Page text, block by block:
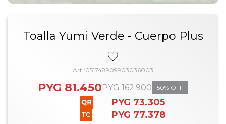
Toalla Yumi Verde - Cuerpo Plus
051748909903036003
PYG 81.450PYG 162.900 50
PYG 73.305
PYG 77.378